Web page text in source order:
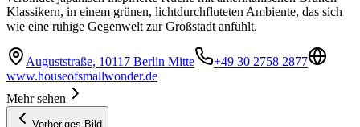
Klassikern, in einem grünen, lichtdurchfluteten Ambiente, das sich
wie eine ruhige Gegenwelt zur Großstadt anfühlt.
Auguststraße, 10117 Berlin Mitte
+49 30 2758 2877
www.houseofsmallwonder.de
Mehr sehen
Vorheriges Bild